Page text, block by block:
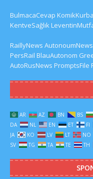
BulmacaCevap
KentveSağlık
RaillyNews AutonoumNews
PersRail BlauAutonom
AutoRusNews PromptsFile
AR AZ BN BS
DA
NL EN ET FI
JA
KO LV LT NO
SV
TG TA TE TH